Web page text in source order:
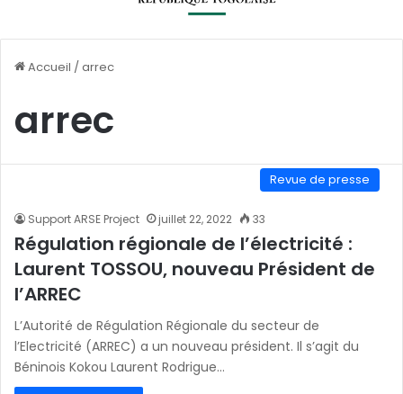
Accueil /arrec
arrec
Revue de presse
Support ARSE Project juillet 22, 2022 33
Régulation régionale de l’électricité :
Laurent TOSSOU, nouveau Président de
l’ARREC
L’Autorité de Régulation Régionale du secteur de
l’Electricité (ARREC) a un nouveau président. Il s’agit du
Béninois Kokou Laurent Rodrigue…